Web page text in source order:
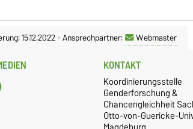
15.12.2022-Ansprechpartner: Webmaster
KONTAKT
Koordinierungsstelle
Genderforschung &
Chancengleichheit
Otto-von-Guericke-